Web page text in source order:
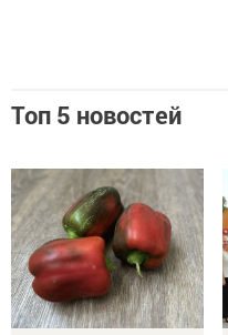
Топ 5 новостей